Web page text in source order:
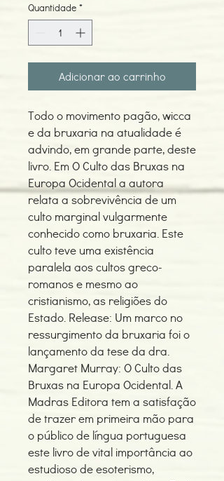
Quantidade *
Adicionar ao carrinho
Todo o movimento pagão, wicca
e da bruxaria na atualidade é
advindo, em grande parte, deste
livro. Em O Culto das Bruxas na
Europa Ocidental a autora
relata a sobrevivência de um
culto marginal vulgarmente
conhecido como bruxaria. Este
culto teve uma existência
paralela aos cultos greco-
romanos e mesmo ao
cristianismo, as religiões do
Estado. Release: Um marco no
ressurgimento da bruxaria foi o
lançamento da tese da dra.
Margaret Murray: O Culto das
Bruxas na Europa Ocidental. A
Madras Editora tem a satisfação
de trazer em primeira mão para
o público de língua portuguesa
este livro de vital importância ao
estudioso de esoterismo,